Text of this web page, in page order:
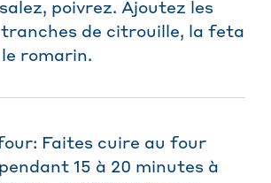
poivrez. Ajoutez les
tranches de citrouille, la feta
romarin.
Faites cuire au four
15 à 20 minutes à